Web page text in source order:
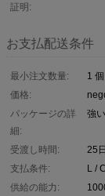
証明:
お支払配送条件
最小注文数量:
1 個
価格:
パッケージの詳
細:
強
受渡し時間:
25日
支払条件:
L /
供給の能力: